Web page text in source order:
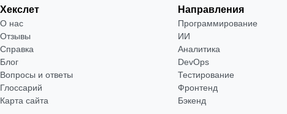
Хекслет
О нас
Отзывы
Справка
Блог
Вопросы и ответы
Глоссарий
Карта сайта
Направления
Программирование
ИИ
Аналитика
DevOps
Тестирование
Фронтенд
Бэкенд